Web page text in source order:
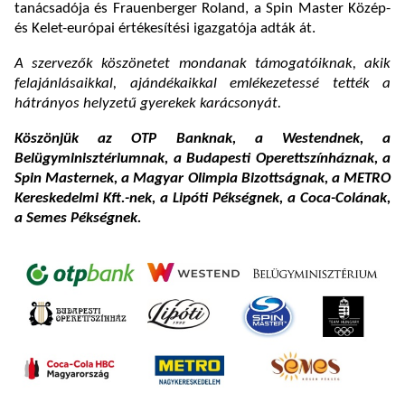
tanácsadója és Frauenberger Roland, a Spin Master Közép-
és Kelet-európai értékesítési igazgatója adták át.
A szervezők köszönetet mondanak támogatóiknak, akik
felajánlásaikkal, ajándékaikkal emlékezetessé tették a
hátrányos helyzetű gyerekek karácsonyát.
Köszönjük az OTP Banknak, a Westendnek, a
Belügyminisztériumnak, a Budapesti Operettszínháznak, a
Spin Masternek, a Magyar Olimpia Bizottságnak, a METRO
Kereskedelmi Kft.-nek, a Lipóti Pékségnek, a Coca-Colának,
a Semes Pékségnek.